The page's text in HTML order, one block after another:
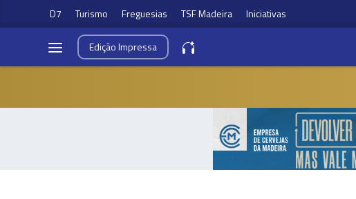
D7 Turismo Freguesias TSF Madeira Iniciativas
EdiçãoImpressa